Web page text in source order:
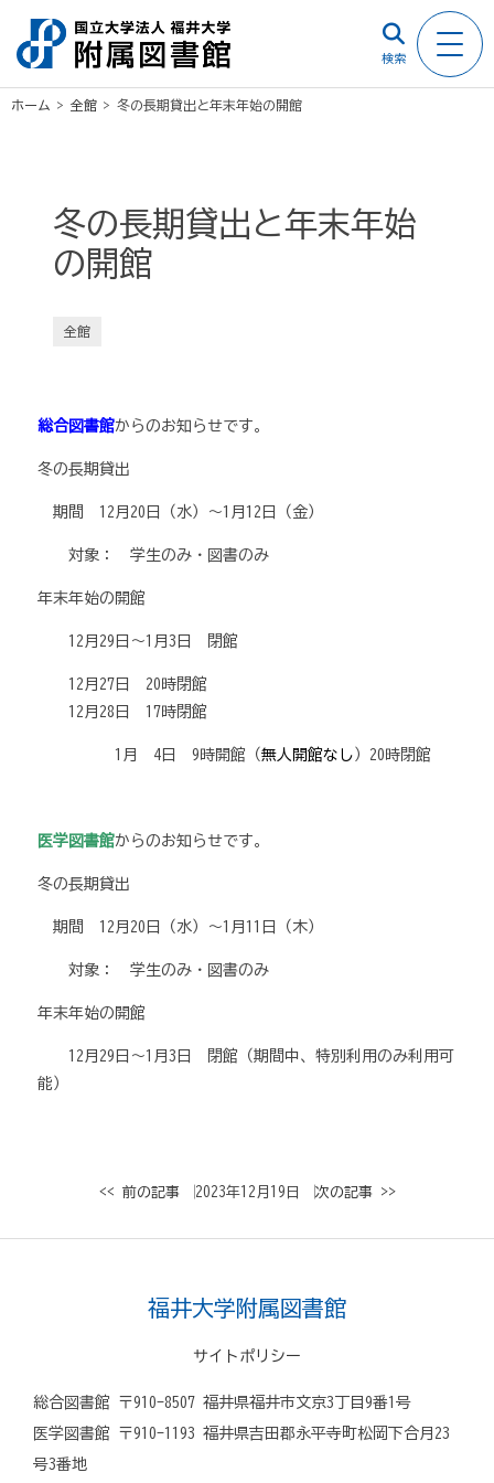
検索
ホーム > 全館 > 冬の長期貸出と年末年始の開館
冬の長期貸出と年末年始
の開館
全館
総合図書館からのお知らせです。
冬の長期貸出
期間 12月20日（水）～1月12日（金）
対象： 学生のみ・図書のみ
年末年始の開館
12月29日～1月3日 閉館
12月27日 20時閉館
12月28日 17時閉館
1月 4日 9時開館（無人開館なし ）20時閉館
医学図書館からのお知らせです。
冬の長期貸出
期間 12月20日（水）～1月11日（木）
対象： 学生のみ・図書のみ
年末年始の開館
12月29日～1月3日 閉館（期間中、特別利用のみ利用可
能）
<< 前の記事│ 2023年12月19日 │ 次の記事 >>
福井大学附属図書館
サイトポリシー
総合図書館 〒910-8507 福井県福井市文京3丁目9番1号
医学図書館 〒910-1193 福井県吉田郡永平寺町松岡下合月23
号3番地